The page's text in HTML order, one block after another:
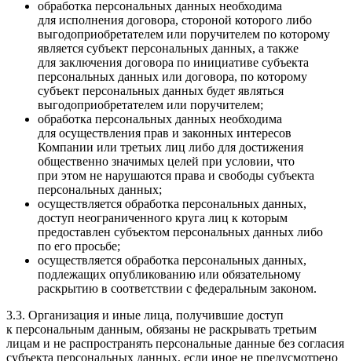
обработка персональных данных необходима
для исполнения договора, стороной которого либо
выгодоприобретателем или поручителем по которому
является субъект персональных данных, а также
для заключения договора по инициативе субъекта
персональных данных или договора, по которому
субъект персональных данных будет являться
выгодоприобретателем или поручителем;
обработка персональных данных необходима
для осуществления прав и законных интересов
Компании или третьих лиц либо для достижения
общественно значимых целей при условии, что
при этом не нарушаются права и свободы субъекта
персональных данных;
осуществляется обработка персональных данных,
доступ неограниченного круга лиц к которым
предоставлен субъектом персональных данных либо
по его просьбе;
осуществляется обработка персональных данных,
подлежащих опубликованию или обязательному
раскрытию в соответствии с федеральным законом.
3.3. Организация и иные лица, получившие доступ
к персональным данным, обязаны не раскрывать третьим
лицам и не распространять персональные данные без согласия
субъекта персональных данных, если иное не предусмотрено